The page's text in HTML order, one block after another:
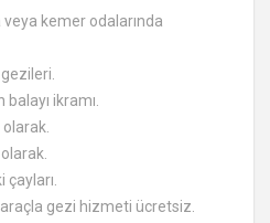
veya kemer odalarında
ikramı.
gezi hizmeti ücretsiz.